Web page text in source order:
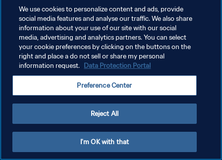
سياسة الخصوصية
إدارة تفضيلات ملفات تعريف الارتباط
We use cookies to personalize content and ads, provide
social media features and analyse our traffic. We also share
information about your use of our site with our social
media, advertising and analytics partners. You can select
your cookie preferences by clicking on the buttons on the
right and place a do not sell or share my personal
information request. Data Protection Portal
Preference Center
Reject All
I'm OK with that